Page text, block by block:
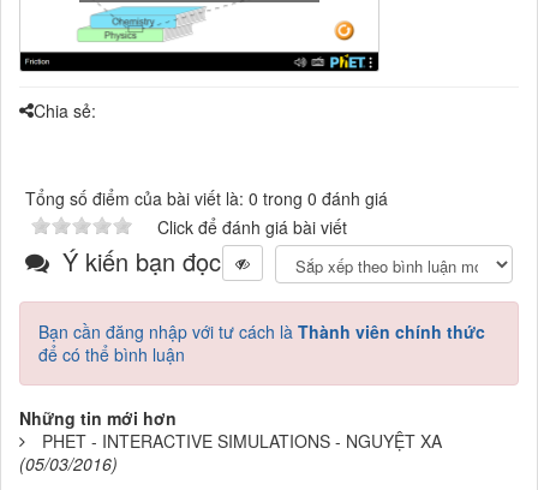
Chia sẻ:
Tổng số điểm của bài viết là: 0 trong 0 đánh giá
Click để đánh giá bài viết
Ý kiến bạn đọc
Bạn cần đăng nhập với tư cách là Thành viên chính thức
để có thể bình luận
Những tin mới hơn
PHET - INTERACTIVE SIMULATIONS - NGUYỆT XA
(05/03/2016)